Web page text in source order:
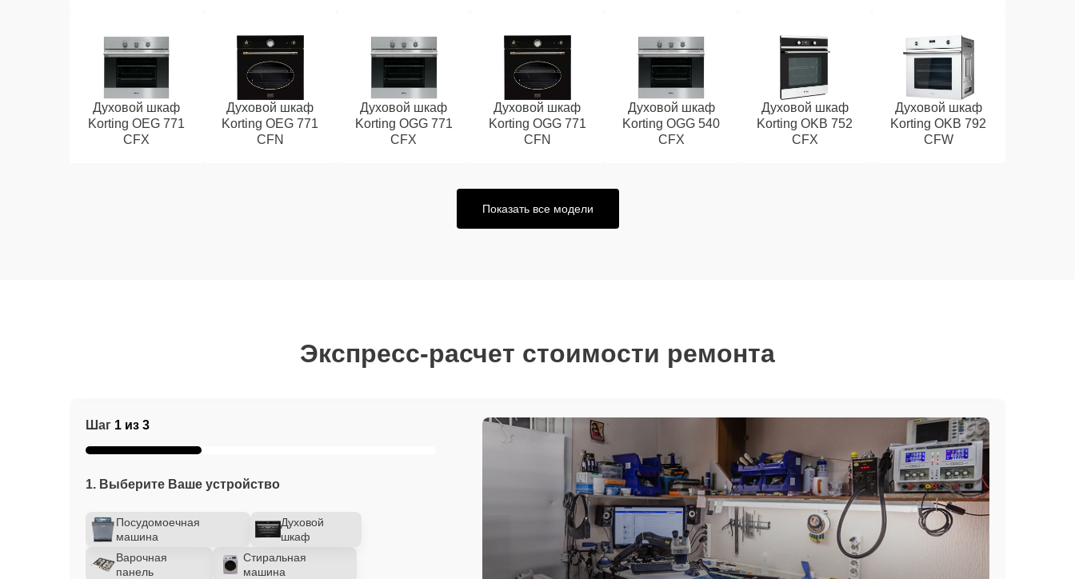
Духовой шкаф
Korting OEG 771
CFX
Духовой шкаф
Korting OEG 771
CFN
Духовой шкаф
Korting OGG 771
CFX
Духовой шкаф
Korting OGG 771
CFN
Духовой шкаф
Korting OGG 540
CFX
Духовой шкаф
Korting OKB 752
CFX
Духовой шкаф
Korting OKB 792
CFW
Показать все модели
Экспресс-расчет стоимости ремонта
Шаг 1 из 3
1. Выберите Ваше устройство
Посудомоечная
машина
Духовой
шкаф
Варочная
панель
Стиральная
машина